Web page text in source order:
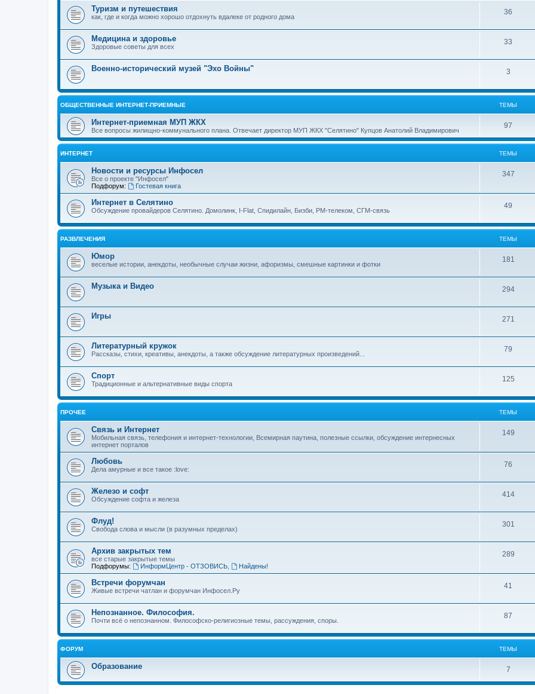
Туризм и путешествия
как, где и когда можно хорошо отдохнуть вдалеке от родного дома
36
Медицина и здоровье
Здоровые советы для всех
33
Военно-исторический музей "Эхо Войны" 3
ОБЩЕСТВЕННЫЕ ИНТЕРНЕТ-ПРИЕМНЫЕ ТЕМЫ
Интернет-приемная МУП ЖКХ
Все вопросы жилищно-коммунального плана. Отвечает директор МУП ЖКХ "Селятино" Купцов Анатолий Владимирович
97
ИНТЕРНЕТ ТЕМЫ
Новости и ресурсы Инфосел
Все о проекте "Инфосел"
Подфорум:
Гостевая книга
347
Интернет в Селятино
Обсуждение провайдеров Селятино. Домолинк, I-Flat, Спидилайн, Бизби, РМ-телеком, СГМ-связь
49
РАЗВЛЕЧЕНИЯ ТЕМЫ
Юмор
веселые истории, анекдоты, необычные случаи жизни, афоризмы, смешные картинки и фотки
181
Музыка и Видео 294
Игры 271
Литературный кружок
Рассказы, стихи, креативы, анекдоты, а также обсуждение литературных произведений...
79
Спорт
Традиционные и альтернативные виды спорта
125
ПРОЧЕЕ ТЕМЫ
Связь и Интернет
Мобильная связь, телефония и интернет-технологии, Всемирная паутина, полезные ссылки, обсуждение интернесных
интернет порталов
149
Любовь
Дела амурные и все такое :love:
76
Железо и софт
Обсуждение софта и железа
414
Флуд!
Свобода слова и мысли (в разумных пределах)
301
Архив закрытых тем
все старые закрытые темы
Подфорумы:
ИнформЦентр - ОТЗОВИСЬ, Найдены!
289
Встречи форумчан
Живые встречи чатлан и форумчан Инфосел.Ру
41
Непознанное. Философия.
Почти всё о непознанном. Философско-религиозные темы, рассуждения, споры.
87
ФОРУМ ТЕМЫ
Образование 7